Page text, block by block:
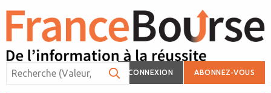
CONNEXION ABONNEZ-VOUS